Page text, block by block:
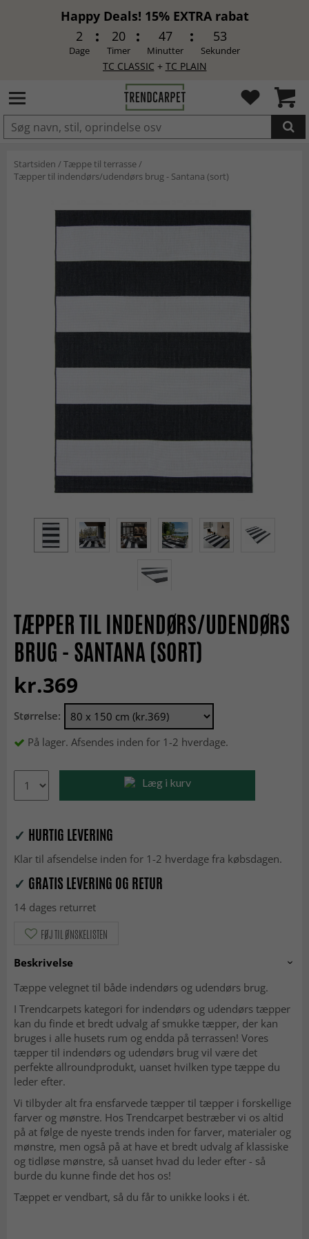
Happy Deals! 15% EXTRA rabat
2
Dage
20
Timer
47
Minutter
52
Sekunder
TC CLASSIC + TC PLAIN
LAGT I INDKØBSKURVEN.
Startsiden /Tæppe til terrasse/
Tæpper til indendørs/udendørs brug - Santana (sort)
TÆPPER TIL INDENDØRS/UDENDØRS
BRUG - SANTANA (SORT)
kr.369
Størrelse:
På lager. Afsendes inden for 1-2 hverdage.
Læg i kurv
✓ HURTIG LEVERING
Klar til afsendelse inden for 1-2 hverdage fra købsdagen.
✓ GRATIS LEVERING OG RETUR
14 dages returret
FØJ TIL ØNSKELISTEN
Beskrivelse
Tæppe velegnet til både indendørs og udendørs brug.
I Trendcarpets kategori for indendørs og udendørs tæpper
kan du finde et bredt udvalg af smukke tæpper, der kan
bruges i alle husets rum og endda på terrassen! Vores
tæpper til indendørs og udendørs brug vil være det
perfekte allroundprodukt, uanset hvilken type tæppe du
leder efter.
Vi tilbyder alt fra ensfarvede tæpper til tæpper i forskellige
farver og mønstre. Hos Trendcarpet bestræber vi os altid
på at følge de nyeste trends inden for farver, materialer og
mønstre, men også på at have et bredt udvalg af klassiske
og tidløse mønstre, så uanset hvad du leder efter - så
burde du kunne finde det hos os!
Tæppet er vendbart, så du får to unikke looks i ét.